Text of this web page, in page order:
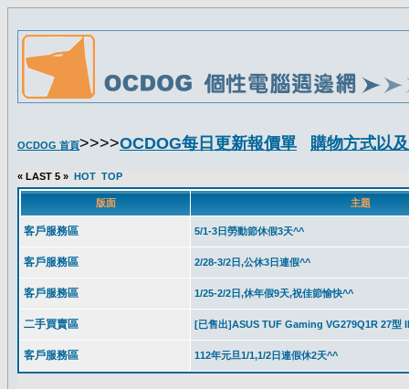
OCDOG 首頁>>>>OCDOG每日更新報價單 購物方式以